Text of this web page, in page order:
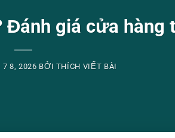
Đánh giá cửa hàng
7 8, 2026 BỞI THÍCH VIẾT BÀI